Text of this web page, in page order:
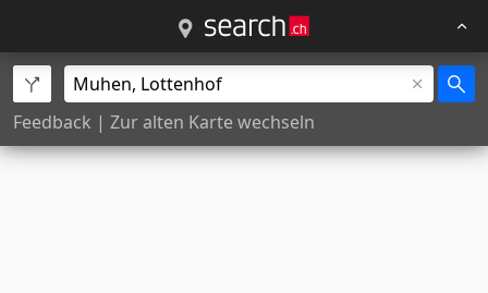
Feedback | Zur alten Karte wechseln